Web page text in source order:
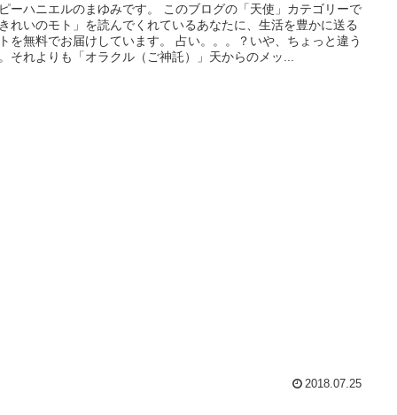
ーハニエルのまゆみです。 このブログの「天使」カテゴリーで
れいのモト」を読んでくれているあなたに、生活を豊かに送る
を無料でお届けしています。 占い。。。？いや、ちょっと違う
それよりも「オラクル（ご神託）」天からのメッ...
2018.07.25